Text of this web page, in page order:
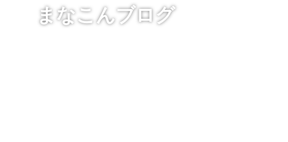
まなこんブログ